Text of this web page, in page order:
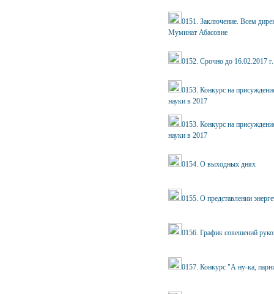
0151. Заключение. Всем
Муминат Абасовне
0152. Срочно до 16.02.2017 г.
0153. Конкурс на
науки в 2017
0153. Конкурс на
науки в 2017
0154. О выходных днях
0155. О представлении
0156. График совешений
0157. Конкурс "А ну-ка,